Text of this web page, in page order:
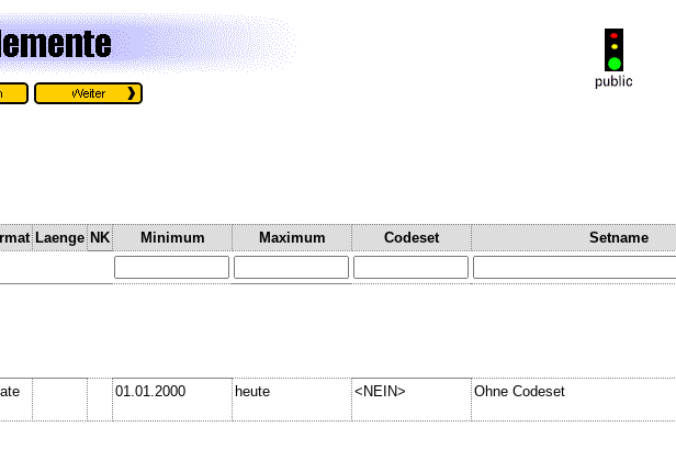
Laenge NK Minimum Maximum Codeset Setname
01.01.2000 heute <NEIN> Ohne Codeset